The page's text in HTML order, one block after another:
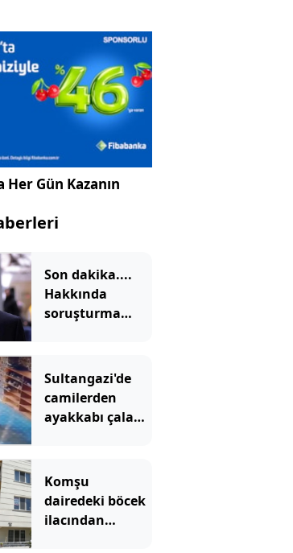
Her Gün Kazanın
Son dakika....
Hakkında
soruşturma
adliyede
Sultangazi'de
camilerden
ayakkabı çalan
Komşu
dairedeki böcek
ilacından